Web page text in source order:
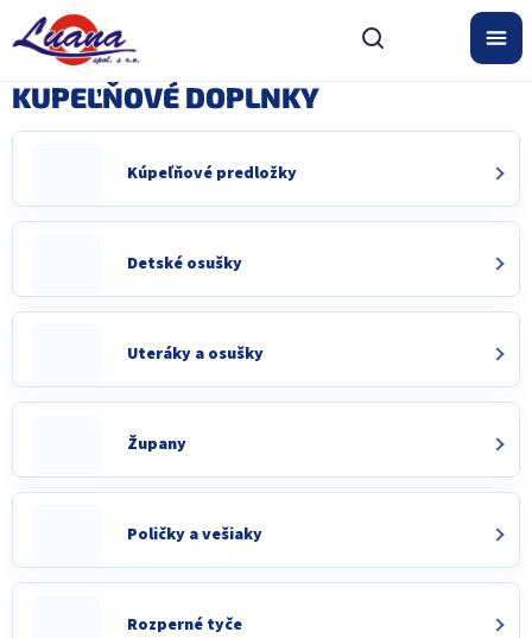
obsah
KUPEĽŇOVÉ DOPLNKY
Kúpeľňové predložky
Detské osušky
Uteráky a osušky
Župany
Poličky a vešiaky
Rozperné tyče